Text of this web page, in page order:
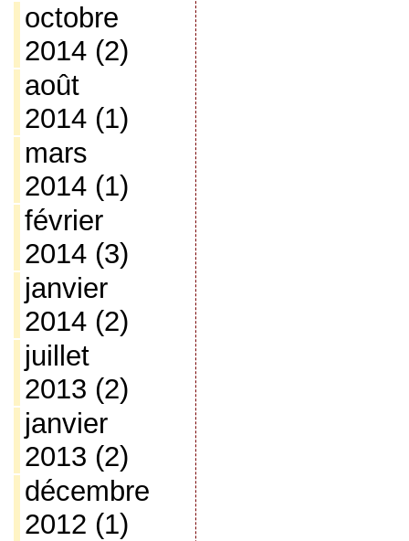
octobre
2014(2)
août
2014(1)
mars
2014(1)
février
2014(3)
janvier
2014(2)
juillet
2013 (2)
janvier
2013 (2)
décembre
2012 (1)